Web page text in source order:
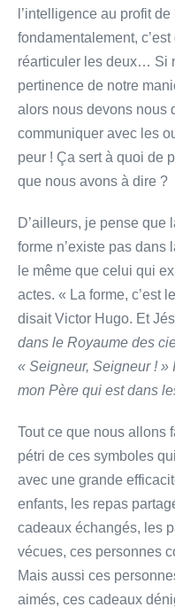
l’intelligence au profit
fondamentalement,
réarticuler les deux… Si
pertinence de notre
alors nous devons nous
communiquer avec les
peur ! Ça sert à quoi de
que nous avons à dire ?
D’ailleurs, je pense que
forme n’existe pas dans
le même que celui qui
actes. « La forme, c’est
disait Victor Hugo. Et
dans le Royaume des
« Seigneur, Seigneur ! »
mon Père qui est dans
Tout ce que nous allons
pétri de ces symboles
avec une grande
enfants, les repas
cadeaux échangés, les
vécues, ces personnes
Mais aussi ces
aimés, ces cadeaux